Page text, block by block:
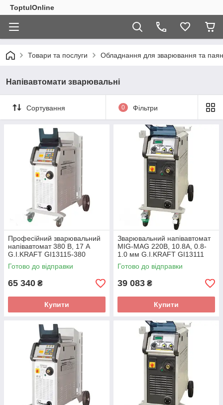
ToptulOnline
Товари та послуги Обладнання для зварювання та
Напівавтомати зварювальні
Сортування 0 Фільтри
Професійний зварювальний
напівавтомат 380 В, 17 А
G.I.KRAFT GI13115-380
Готово до відправки
65 340 ₴
Купити
Зварювальний напівавтомат
MIG-MAG 220В, 10.8А, 0.8-
1.0 мм G.I.KRAFT GI13111
Готово до відправки
39 083 ₴
Купити